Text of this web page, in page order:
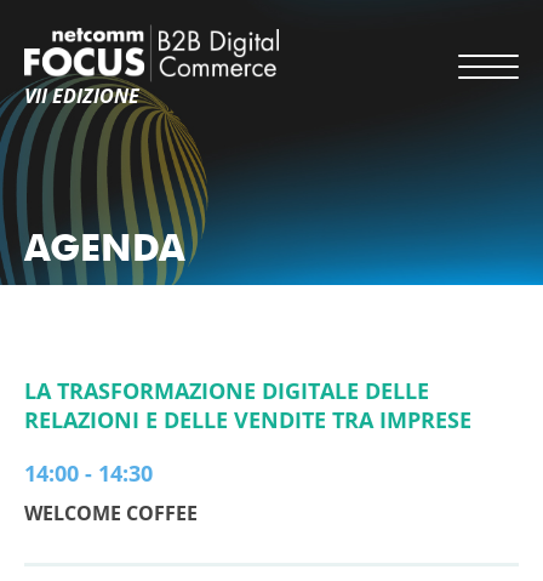
VII EDIZIONE
AGENDA
LA TRASFORMAZIONE DIGITALE DELLE
RELAZIONI E DELLE VENDITE TRA IMPRESE
14:00 - 14:30
WELCOME COFFEE